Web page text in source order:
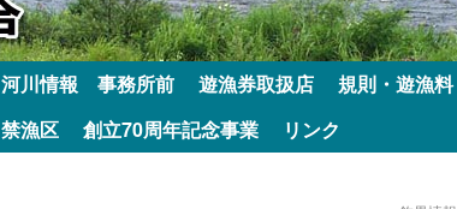
河川情報 事務所前 遊漁券取扱店 規則・遊漁料
禁漁区 創立70周年記念事業 リンク